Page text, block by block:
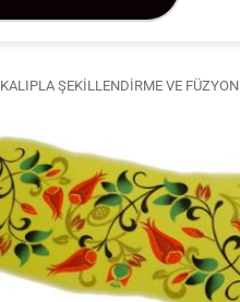
KALIPLA ŞEKILLENDIRME VE FÜZYON